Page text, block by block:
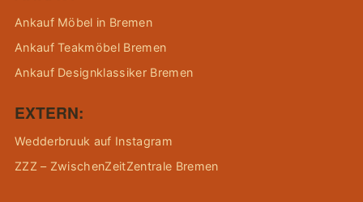
Ankauf Möbel in Bremen
Ankauf Teakmöbel Bremen
Ankauf Designklassiker Bremen
EXTERN:
Wedderbruuk auf Instagram
ZZZ – ZwischenZeitZentrale Bremen